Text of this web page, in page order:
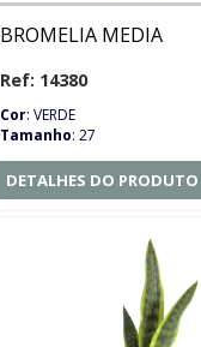
BROMELIA MEDIA
Ref: 14380
Cor: VERDE
Tamanho: 27
DETALHES DO PRODUTO